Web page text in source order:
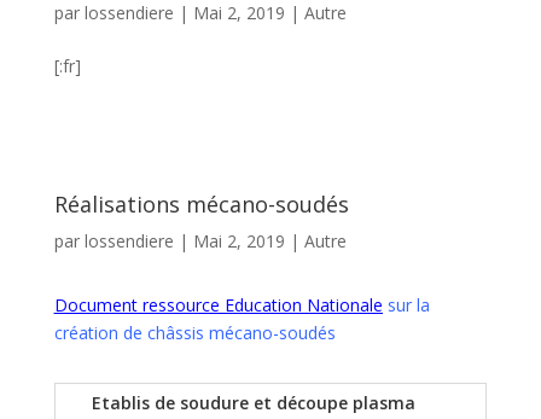
par lossendiere | Mai 2, 2019 | Autre
[:fr]
Réalisations mécano-soudés
par lossendiere | Mai 2, 2019 | Autre
Document ressource Education Nationale sur la
création de châssis mécano-soudés
Etablis de soudure et découpe plasma